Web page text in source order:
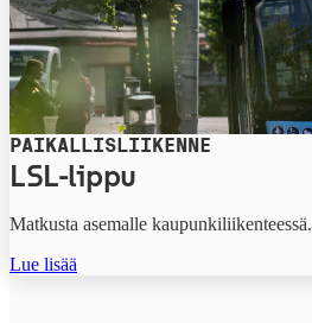
PAIKALLISLIIKENNE
LSL-lippu
Matkusta asemalle kaupunkiliikenteessä.
Lue lisää